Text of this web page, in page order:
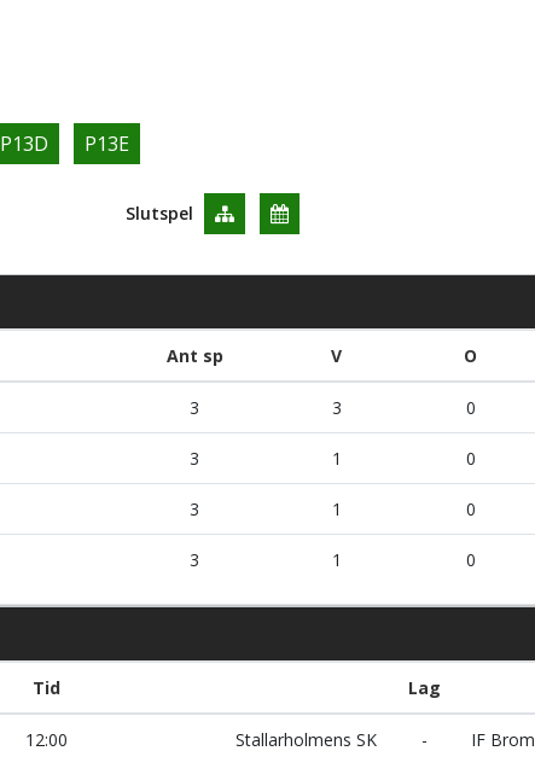
P13D P13E
Slutspel
Ant sp V O
3 3 0
3 1 0
3 1 0
3 1 0
Tid Lag
12:00 Stallarholmens SK - IF